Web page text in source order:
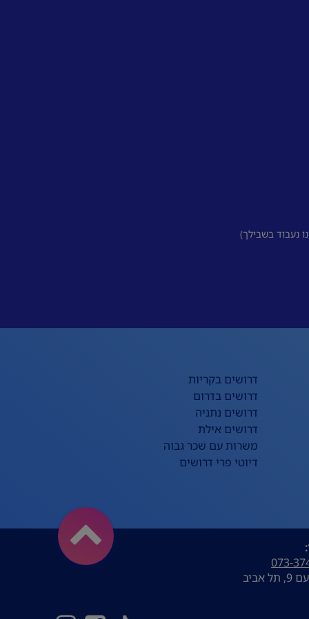
נעבוד בשבילך)
דרושים בקריות
דרושים בדרום
דרושים נתניה
דרושים אילת
משרות עם שכר גבוה
דיוטי פרי דרושים
073-